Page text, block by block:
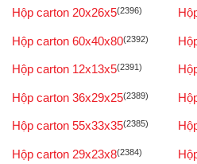
Hộp carton 20x26x5(2396)
Hộp carton 60x40x80(2392)
Hộp carton 12x13x5(2391)
Hộp carton 36x29x25(2389)
Hộp carton 55x33x35(2385)
Hộp carton 29x23x8(2384)